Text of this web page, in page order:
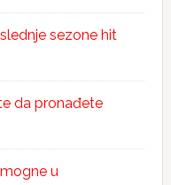
sezone hit
da pronađete
u